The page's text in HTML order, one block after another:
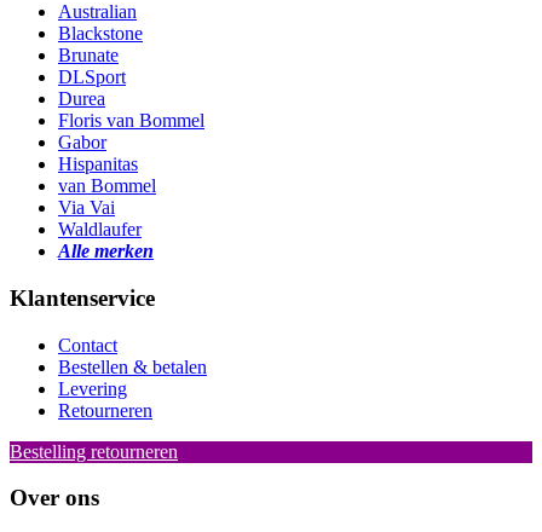
Australian
Blackstone
Brunate
DLSport
Durea
Floris van Bommel
Gabor
Hispanitas
van Bommel
Via Vai
Waldlaufer
Alle merken
Klantenservice
Contact
Bestellen & betalen
Levering
Retourneren
Bestelling retourneren
Over ons